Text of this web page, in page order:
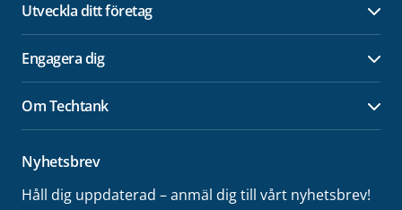
Utveckla ditt företag
Engagera dig
Om Techtank
Nyhetsbrev
Håll dig uppdaterad – anmäl dig till vårt nyhetsbrev!